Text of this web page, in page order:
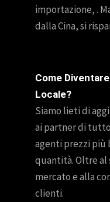
importazione, .
dalla Cina, si
Come
Locale?
Siamo lieti di
ai partner di
agenti prezzi più
quantità. Oltre
mercato e alla
clienti.